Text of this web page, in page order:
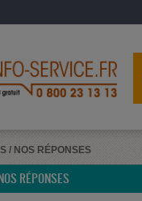
/ NOS RÉPONSES
RÉPONSES